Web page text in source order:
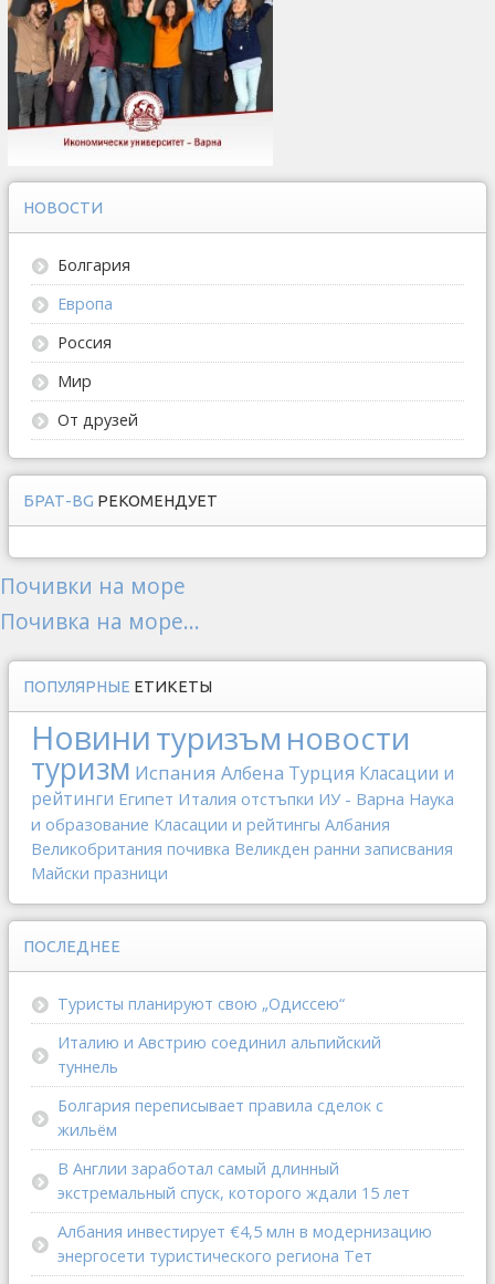
НОВОСТИ
Болгария
Европа
Россия
Мир
От друзей
БРАТ-BG РЕКОМЕНДУЕТ
Почивки на море
Почивка на море...
ПОПУЛЯРНЫЕ ЕТИКЕТЫ
Новинитуризъм новости
туризм Испания Албена Турция Класации и
рейтинги Египет Италия отстъпки ИУ - Варна Наука
и образование Класации и рейтингы Албания
Великобритания почивка Великден ранни записвания
Майски празници
ПОСЛЕДНЕЕ
Туристы планируют свою „Одиссею“
Италию и Австрию соединил альпийский
туннель
Болгария переписывает правила сделок с
жильём
В Англии заработал самый длинный
экстремальный спуск, которого ждали 15 лет
Албания инвестирует €4,5 млн в модернизацию
энергосети туристического региона Тет